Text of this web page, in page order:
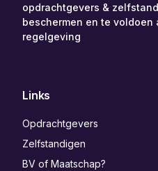
opdrachtgevers &
beschermen en te voldoen
regelgeving
Links
Opdrachtgevers
Zelfstandigen
BV of Maatschap?